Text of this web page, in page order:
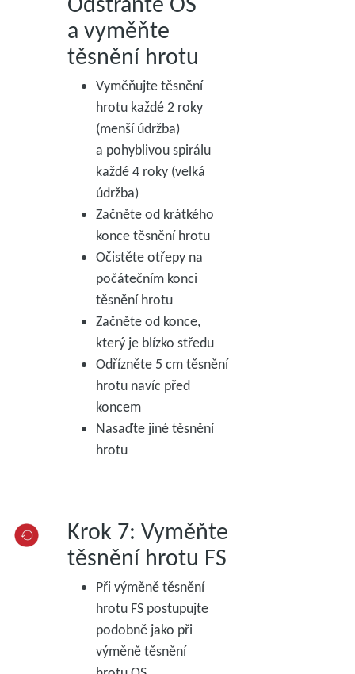
a vyměňte
těsnění hrotu
Vyměňujte těsnění
hrotu každé 2 roky
(menší údržba)
a pohyblivou spirálu
každé 4 roky (velká
údržba)
Začněte od krátkého
konce těsnění hrotu
Očistěte otřepy na
počátečním konci
těsnění hrotu
Začněte od konce,
který je blízko středu
Odřízněte 5 cm těsnění
hrotu navíc před
koncem
Nasaďte jiné těsnění
hrotu
Krok 7: Vyměňte
těsnění hrotu FS
Při výměně těsnění
hrotu FS postupujte
podobně jako při
výměně těsnění